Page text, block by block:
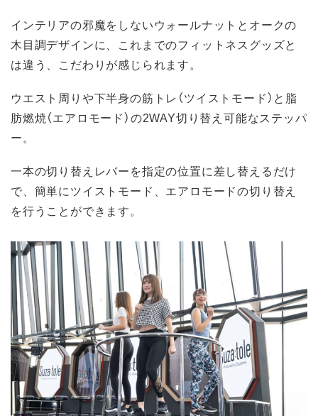
インテリアの邪魔をしないウォールナットとオークの
木目調デザインに、これまでのフィットネスグッズと
は違う、こだわりが感じられます。
ウエスト周りや下半身の筋トレ（ツイストモード）と脂
肪燃焼（エアロモード）の2WAY切り替え可能なステッパ
ー。
一本の切り替えレバーを指定の位置に差し替えるだけ
で、簡単にツイストモード、エアロモードの切り替え
を行うことができます。